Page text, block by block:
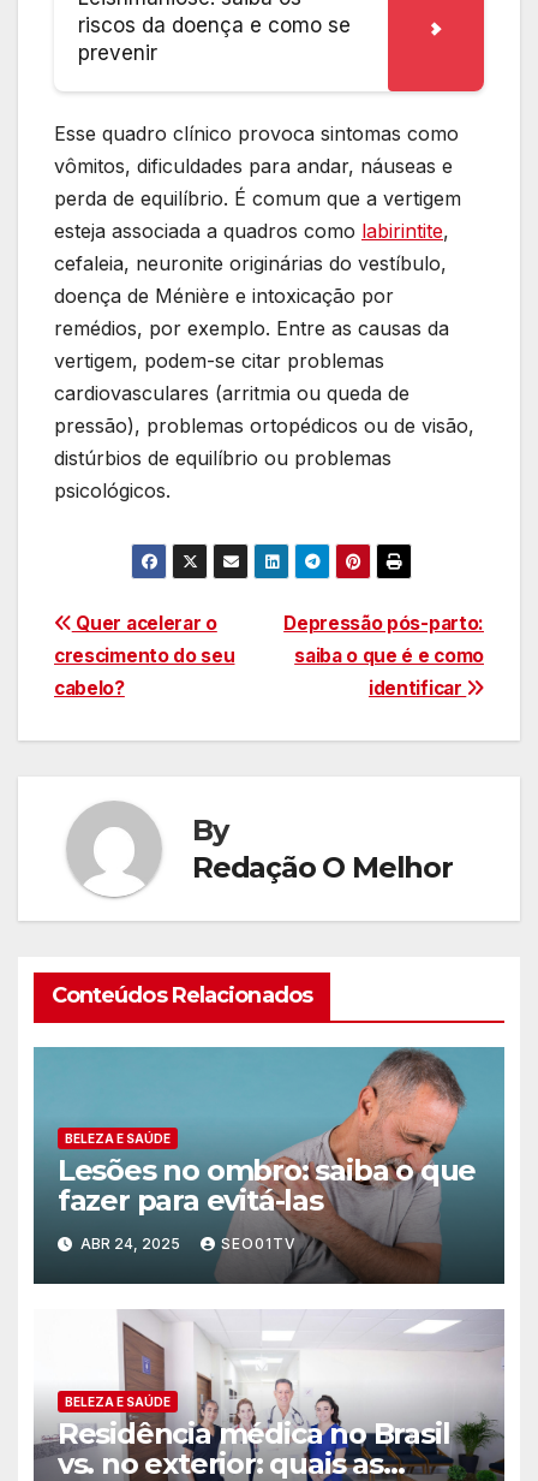
riscos da doença e como se
prevenir
Esse quadro clínico provoca sintomas como
vômitos, dificuldades para andar, náuseas e
perda de equilíbrio. É comum que a vertigem
esteja associada a quadros como labirintite,
cefaleia, neuronite originárias do vestíbulo,
doença de Ménière e intoxicação por
remédios, por exemplo. Entre as causas da
vertigem, podem-se citar problemas
cardiovasculares (arritmia ou queda de
pressão), problemas ortopédicos ou de visão,
distúrbios de equilíbrio ou problemas
psicológicos.
Navegação
de
Post
Depressão pós-parto:
saiba o que é e como
identificar
Quer acelerar o
crescimento do seu
cabelo?
By
Redação O Melhor
Conteúdos Relacionados
BELEZA E SAÚDE
Lesões no ombro: saiba o que
fazer para evitá-las
ABR 24, 2025 SEO01TV
BELEZA E SAÚDE
Residência médica no Brasil
vs. no exterior: quais as